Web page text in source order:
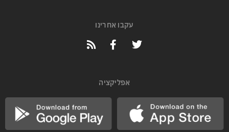
עקבו אחרינו
אפליקציה